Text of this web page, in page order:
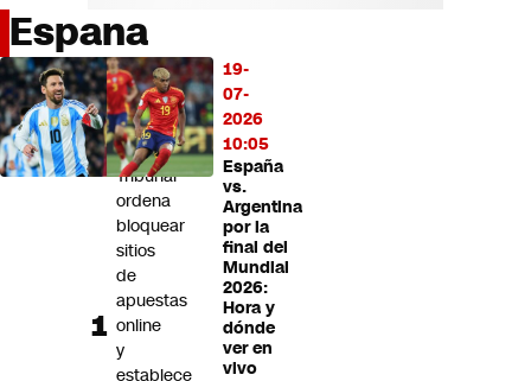
País
Mundo
Negocios
Deportes
Programas completos
CNN tiempo
Futuro 360
Espana
19-
07-
2026
10:05
España
vs.
Argentina
por la
final del
Mundial
2026:
Hora y
dónde
ver en
vivo
LO
MÁS
LEÍDO
Tribunal
ordena
bloquear
sitios
de
apuestas
online
y
establece